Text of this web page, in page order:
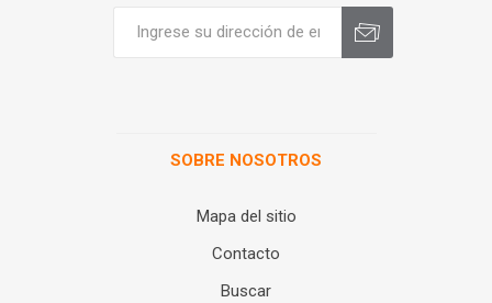
SOBRE NOSOTROS
Mapa del sitio
Contacto
Buscar